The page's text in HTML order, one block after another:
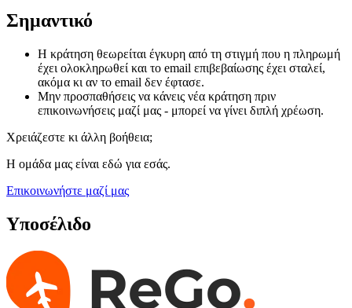
Σημαντικό
Η κράτηση θεωρείται έγκυρη από τη στιγμή που η πληρωμή
έχει ολοκληρωθεί και το email επιβεβαίωσης έχει σταλεί,
ακόμα κι αν το email δεν έφτασε.
Μην προσπαθήσεις να κάνεις νέα κράτηση πριν
επικοινωνήσεις μαζί μας - μπορεί να γίνει διπλή χρέωση.
Χρειάζεστε κι άλλη βοήθεια;
Η ομάδα μας είναι εδώ για εσάς.
Επικοινωνήστε μαζί μας
Υποσέλιδο